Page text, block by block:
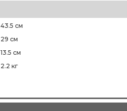
43.5 см
29 см
13.5 см
2.2 кг